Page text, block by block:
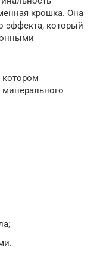
крошка. Она
эффекта, который
котором
минерального